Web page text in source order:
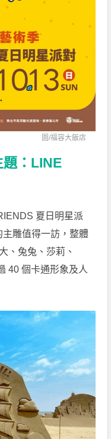
圖/福容大飯店
：LINE
夏日明星派
雕值得一訪，整體
、兔兔、莎莉、
40 個卡通形象及人